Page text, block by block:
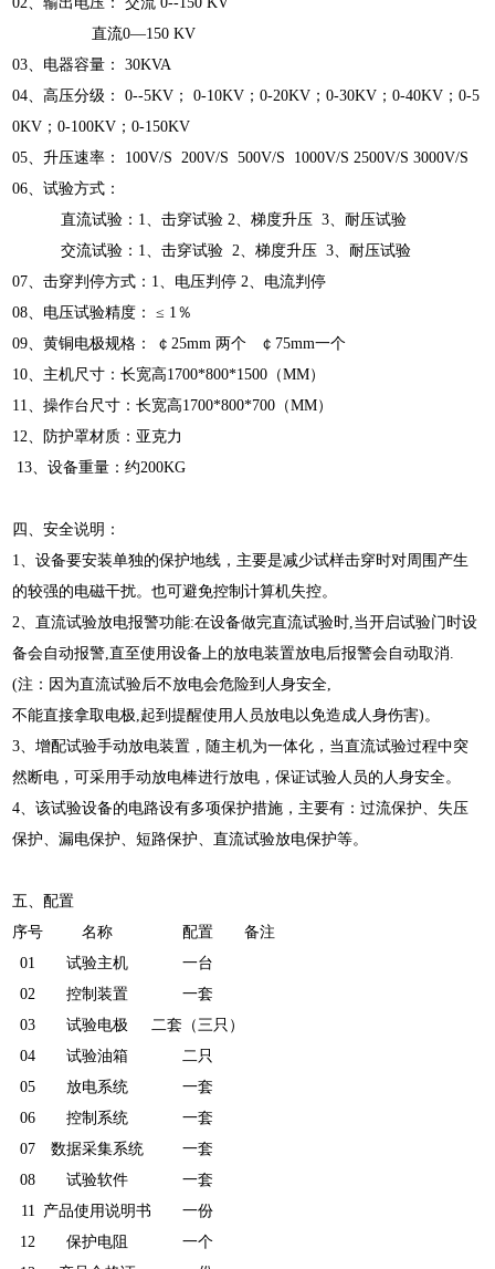
直流0—150 KV
03、电器容量： 30KVA
04、高压分级： 0--5KV； 0-10KV；0-20KV；0-30KV；0-40KV；0-5
0KV；0-100KV；0-150KV
05、升压速率： 100V/S 200V/S 500V/S 1000V/S 2500V/S 3000V/S
06、试验方式：
直流试验：1、击穿试验 2、梯度升压 3、耐压试验
交流试验：1、击穿试验 2、梯度升压 3、耐压试验
07、击穿判停方式：1、电压判停 2、电流判停
08、电压试验精度： ≤ 1％
09、黄铜电极规格： ￠25mm 两个 ￠75mm一个
10、主机尺寸：长宽高1700*800*1500（MM）
11、操作台尺寸：长宽高1700*800*700（MM）
12、防护罩材质：亚克力
13、设备重量：约200KG
四、安全说明：
1、设备要安装单独的保护地线，主要是减少试样击穿时对周围产生
的较强的电磁干扰。也可避免控制计算机失控。
2、直流试验放电报警功能:在设备做完直流试验时,当开启试验门时设
备会自动报警,直至使用设备上的放电装置放电后报警会自动取消.
(注：因为直流试验后不放电会危险到人身安全,
不能直接拿取电极,起到提醒使用人员放电以免造成人身伤害)。
3、增配试验手动放电装置，随主机为一体化，当直流试验过程中突
然断电，可采用手动放电棒进行放电，保证试验人员的人身安全。
4、该试验设备的电路设有多项保护措施，主要有：过流保护、失压
保护、漏电保护、短路保护、直流试验放电保护等。
五、 配置
序号
名称 配置
备注
01
试验主机
一台
02
控制装置
一套
03
试验电极
二套（三只）
04
试验油箱
二只
05
放电系统
一套
06
控制系统
一套
07
数据采集系统
一套
08
试验软件
一套
11 产品使用说明书
一份
12
保护电阻
一个